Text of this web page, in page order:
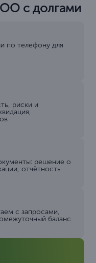
с долгами
по телефону для
риски и
решение о
отчётность
с запросами,
баланс